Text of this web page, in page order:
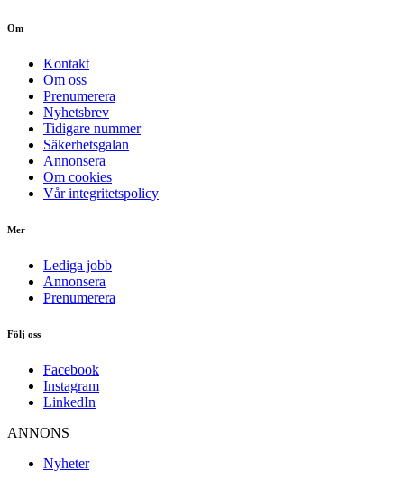
Om
Kontakt
Om oss
Prenumerera
Nyhetsbrev
Tidigare nummer
Säkerhetsgalan
Annonsera
Om cookies
Vår integritetspolicy
Mer
Lediga jobb
Annonsera
Prenumerera
Följ oss
Facebook
Instagram
LinkedIn
ANNONS
Nyheter